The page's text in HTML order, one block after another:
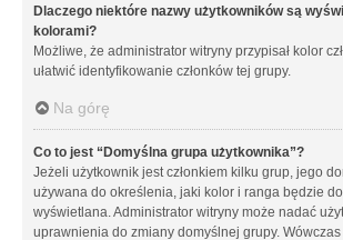
Dlaczego niektóre nazwy użytkowników są
kolorami?
Możliwe, że administrator witryny przypisał kolor
ułatwić identyfikowanie członków tej grupy.
Na górę
Co to jest “Domyślna grupa użytkownika”?
Jeżeli użytkownik jest członkiem kilku grup, jego
używana do określenia, jaki kolor i ranga będzie
wyświetlana. Administrator witryny może nadać
uprawnienia do zmiany domyślnej grupy.